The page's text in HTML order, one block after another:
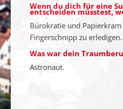
Wenn du dich für eine
entscheiden müsstest,
Bürokratie und
Fingerschnipp zu erledigen.
Was war dein
Astronaut.